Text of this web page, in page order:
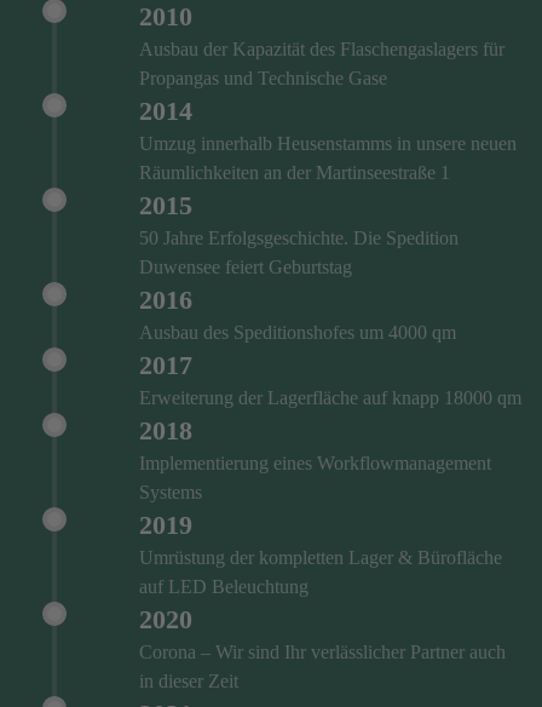
2010
Ausbau der Kapazität des Flaschengaslagers für
Propangas und Technische Gase
2014
Umzug innerhalb Heusenstamms in unsere neuen
Räumlichkeiten an der Martinseestraße 1
2015
50 Jahre Erfolgsgeschichte. Die Spedition
Duwensee feiert Geburtstag
2016
Ausbau des Speditionshofes um 4000 qm
2017
Erweiterung der Lagerfläche auf knapp 18000 qm
2018
Implementierung eines Workflowmanagement
Systems
2019
Umrüstung der kompletten Lager & Bürofläche
auf LED Beleuchtung
2020
Corona – Wir sind Ihr verlässlicher Partner auch
in dieser Zeit